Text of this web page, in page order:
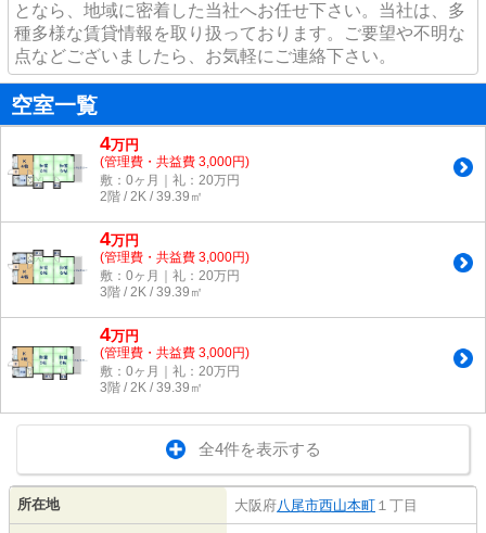
となら、地域に密着した当社へお任せ下さい。当社は、多
種多様な賃貸情報を取り扱っております。ご要望や不明な
点などございましたら、お気軽にご連絡下さい。
空室一覧
4万円
(管理費・共益費 3,000円)
敷：0ヶ月｜礼：20万円
2階 / 2K / 39.39㎡
4万円
(管理費・共益費 3,000円)
敷：0ヶ月｜礼：20万円
3階 / 2K / 39.39㎡
4万円
(管理費・共益費 3,000円)
敷：0ヶ月｜礼：20万円
3階 / 2K / 39.39㎡
全4件を表示する
所在地 大阪府八尾市西山本町 １丁目